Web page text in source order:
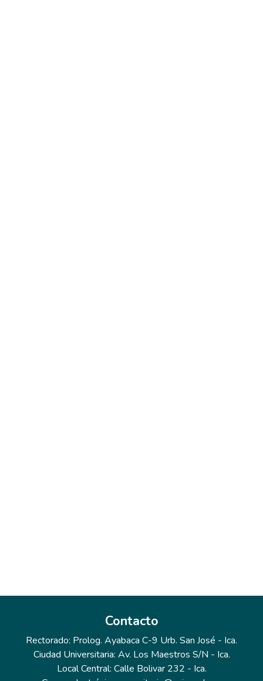
Contacto
Rectorado: Prolog. Ayabaca C-9 Urb. San José - Ica.
Ciudad Universitaria: Av. Los Maestros S/N - Ica.
Local Central: Calle Bolivar 232 - Ica.